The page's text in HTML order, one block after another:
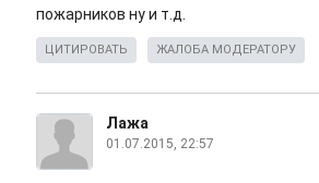
пожарников ну и т.д.
ЦИТИРОВАТЬ ЖАЛОБА МОДЕРАТОРУ
Лажа
01.07.2015, 22:57